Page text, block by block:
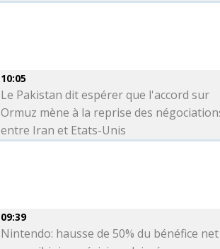
10:05
Le Pakistan dit espérer que l'accord sur
Ormuz mène à la reprise des
entre Iran et Etats-Unis
09:39
Nintendo: hausse de 50% du bénéfice net